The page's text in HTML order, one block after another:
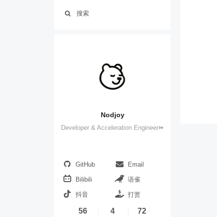
搜索
Nodjoy
Developer & Acceleration Engineer⏩
GitHub Email
Bilibili 语雀
抖音 打赏
56 4 72